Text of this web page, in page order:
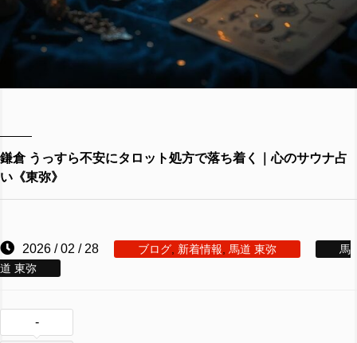
鎌倉 うっすら不安にタロット処方で落ち着く｜心のサウナ占
い《東弥》
2026 / 02 / 28 ブログ 新着情報 馬道 東弥
馬
道 東弥
-